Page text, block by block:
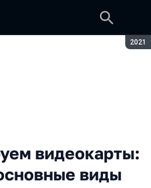
2021
видеокарты:
виды